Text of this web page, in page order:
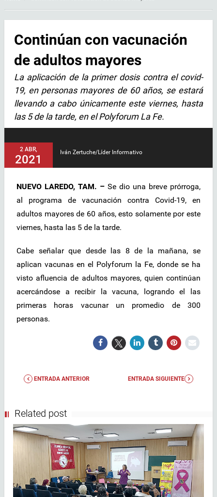
Continúan con vacunación
de adultos mayores
La aplicación de la primer dosis contra el covid-
19, en personas mayores de 60 años, se estará
llevando a cabo únicamente este viernes, hasta
las 5 de la tarde, en el Polyforum La Fe.
2 ABR,
2021
Iván Zertuche/Líder Informativo
NUEVO LAREDO, TAM. – Se dio una breve prórroga,
al programa de vacunación contra Covid-19, en
adultos mayores de 60 años, esto solamente por este
viernes, hasta las 5 de la tarde.
Cabe señalar que desde las 8 de la mañana, se
aplican vacunas en el Polyforum la Fe, donde se ha
visto afluencia de adultos mayores, quien continúan
acercándose a recibir la vacuna, logrando el las
primeras horas vacunar un promedio de 300
personas.
ENTRADA ANTERIOR ENTRADA SIGUIENTE
Related post